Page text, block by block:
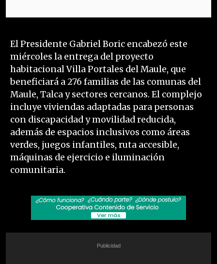
El Presidente Gabriel Boric encabezó este
miércoles la entrega del proyecto
habitacional Villa Portales del Maule, que
beneficiará a 276 familias de las comunas del
Maule, Talca y sectores cercanos. El complejo
incluye viviendas adaptadas para personas
con discapacidad y movilidad reducida,
además de espacios inclusivos como áreas
verdes, juegos infantiles, ruta accesible,
máquinas de ejercicio e iluminación
comunitaria.